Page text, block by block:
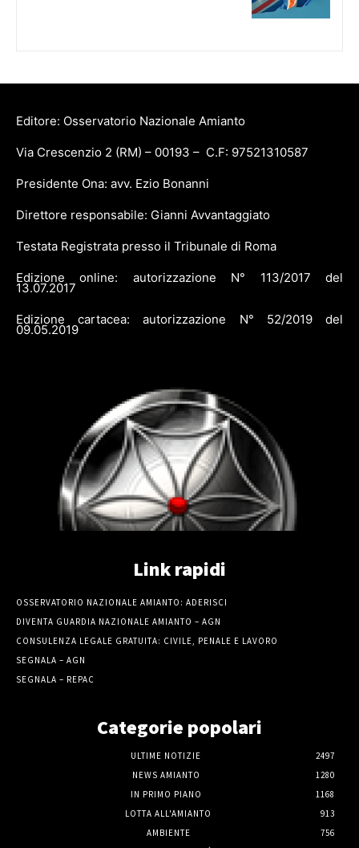
Editore: Osservatorio Nazionale Amianto
Via Crescenzio 2 (RM) – 00193 – C.F: 97521310587
Presidente Ona: avv. Ezio Bonanni
Direttore responsabile: Gianni Avvantaggiato
Testata Registrata presso il Tribunale di Roma
Edizione online: autorizzazione N° 113/2017 del
13.07.2017
Edizione cartacea: autorizzazione N° 52/2019 del
09.05.2019
Link rapidi
OSSERVATORIO NAZIONALE AMIANTO: ADERISCI
DIVENTA GUARDIA NAZIONALE AMIANTO – AGN
CONSULENZA LEGALE GRATUITA: CIVILE, PENALE E LAVORO
SEGNALA – AGN
SEGNALA – REPAC
Categorie popolari
ULTIME NOTIZIE
2497
NEWS AMIANTO
1280
IN PRIMO PIANO
1168
LOTTA ALL'AMIANTO
913
AMBIENTE
756